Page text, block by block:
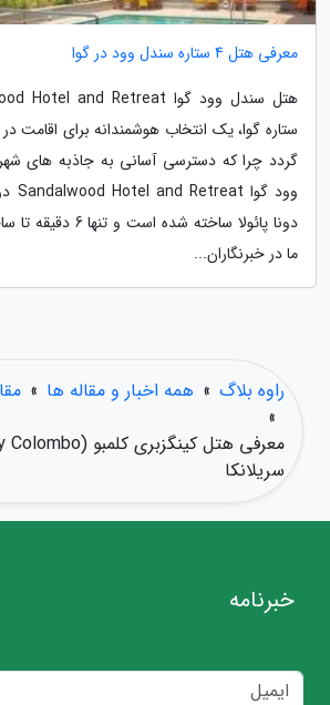
معرفی هتل 4 ستاره سندل وود در گوا
ستاره گوا، یک انتخاب هوشمندانه برای
گردد چرا که دسترسی آسانی به جاذبه های
دونا پائولا ساخته
ما در خبرنگاران...
راوه بلاگ » همه اخبار و مقاله ها »
»
سریلانکا
خبرنامه